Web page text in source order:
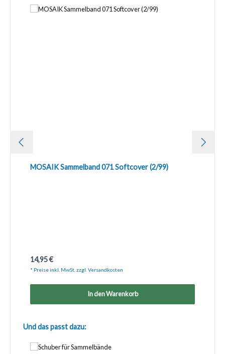
MOSAIK Sammelband 071 Softcover (2/99)
Regulärer Preis:
14,95 €
* Preise inkl. MwSt. zzgl. Versandkosten
In den Warenkorb
Produktgalerie überspringen
Und das passt dazu: